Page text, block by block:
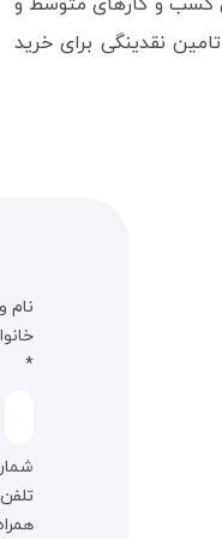
نقدینگی برای خرید
نام
*
تلفن